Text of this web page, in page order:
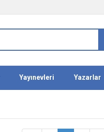
Yayınevleri Yazarlar